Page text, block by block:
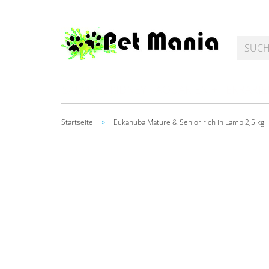
Startseite » Eukanuba Mature & Senior rich in Lamb 2,5 kg